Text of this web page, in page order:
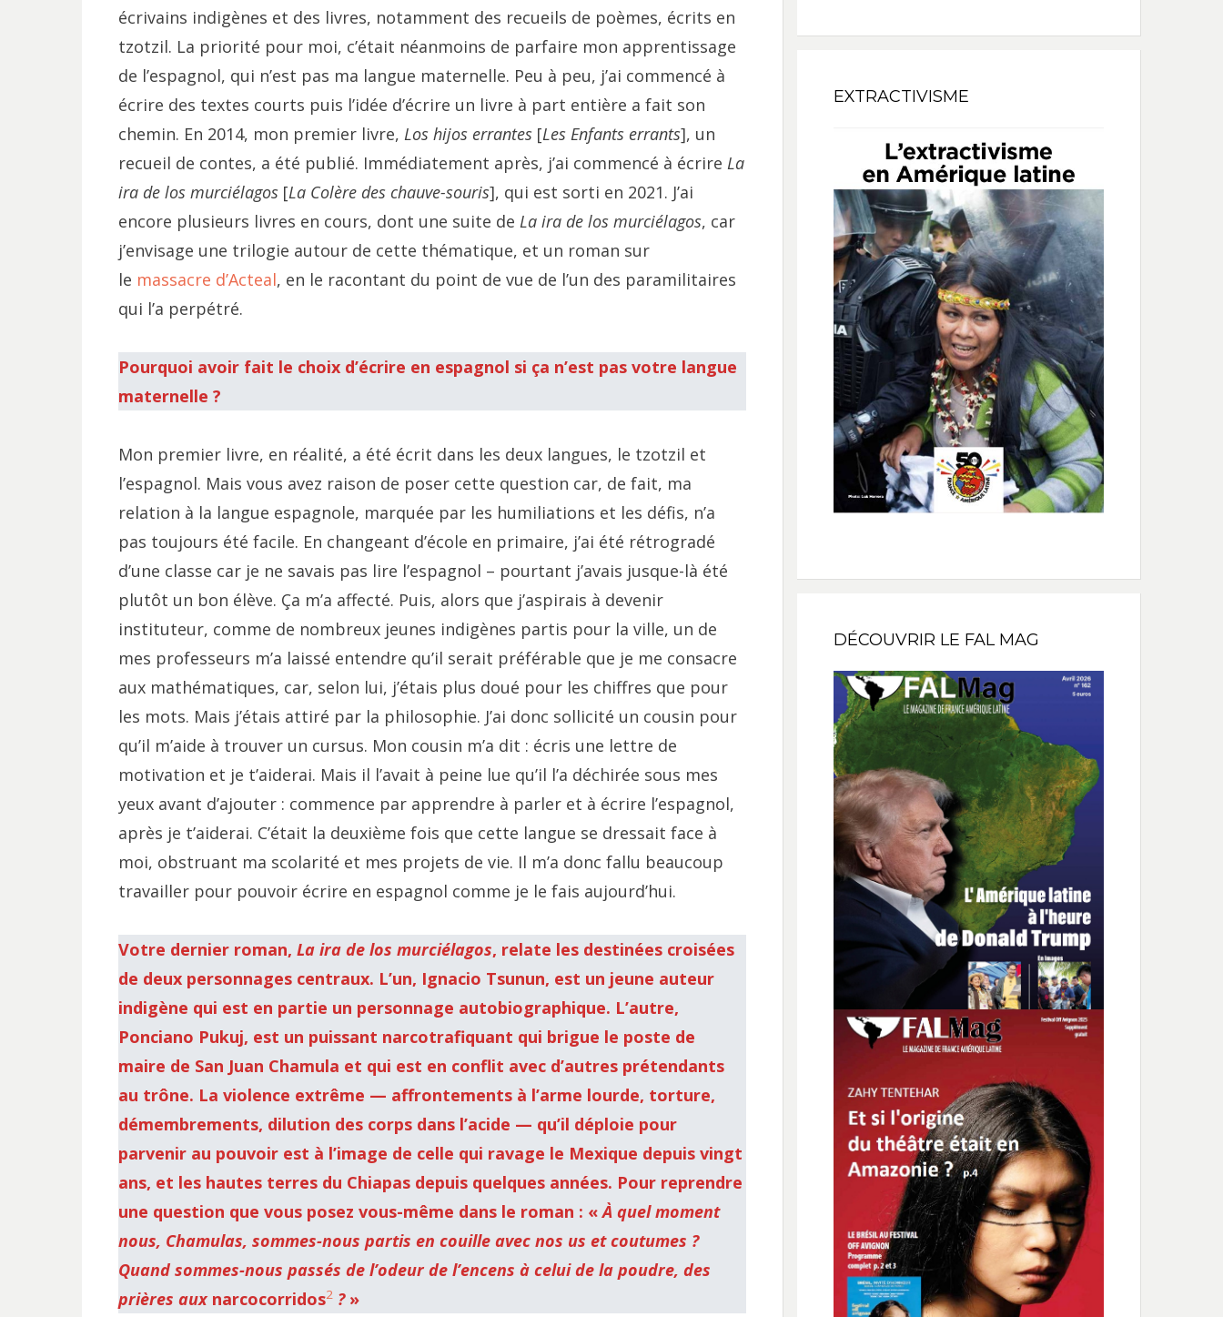
écrivains indigènes et des livres, notamment des recueils de poèmes, écrits en
tzotzil. La priorité pour moi, c’était néanmoins de parfaire mon apprentissage
de l’espagnol, qui n’est pas ma langue maternelle. Peu à peu, j’ai commencé à
écrire des textes courts puis l’idée d’écrire un livre à part entière a fait son
chemin. En 2014, mon premier livre, Los hijos errantes [Les Enfants errants], un
recueil de contes, a été publié. Immédiatement après, j’ai commencé à écrire La
ira de los murciélagos [La Colère des chauve-souris], qui est sorti en 2021. J’ai
encore plusieurs livres en cours, dont une suite de La ira de los murciélagos, car
j’envisage une trilogie autour de cette thématique, et un roman sur
le massacre d’Acteal, en le racontant du point de vue de l’un des paramilitaires
qui l’a perpétré.
Pourquoi avoir fait le choix d’écrire en espagnol si ça n’est pas votre langue
maternelle ?
Mon premier livre, en réalité, a été écrit dans les deux langues, le tzotzil et
l’espagnol. Mais vous avez raison de poser cette question car, de fait, ma
relation à la langue espagnole, marquée par les humiliations et les défis, n’a
pas toujours été facile. En changeant d’école en primaire, j’ai été rétrogradé
d’une classe car je ne savais pas lire l’espagnol – pourtant j’avais jusque-là été
plutôt un bon élève. Ça m’a affecté. Puis, alors que j’aspirais à devenir
instituteur, comme de nombreux jeunes indigènes partis pour la ville, un de
mes professeurs m’a laissé entendre qu’il serait préférable que je me consacre
aux mathématiques, car, selon lui, j’étais plus doué pour les chiffres que pour
les mots. Mais j’étais attiré par la philosophie. J’ai donc sollicité un cousin pour
qu’il m’aide à trouver un cursus. Mon cousin m’a dit : écris une lettre de
motivation et je t’aiderai. Mais il l’avait à peine lue qu’il l’a déchirée sous mes
yeux avant d’ajouter : commence par apprendre à parler et à écrire l’espagnol,
après je t’aiderai. C’était la deuxième fois que cette langue se dressait face à
moi, obstruant ma scolarité et mes projets de vie. Il m’a donc fallu beaucoup
travailler pour pouvoir écrire en espagnol comme je le fais aujourd’hui.
Votre dernier roman, La ira de los murciélagos, relate les destinées croisées
de deux personnages centraux. L’un, Ignacio Tsunun, est un jeune auteur
indigène qui est en partie un personnage autobiographique. L’autre,
Ponciano Pukuj, est un puissant narcotrafiquant qui brigue le poste de
maire de San Juan Chamula et qui est en conflit avec d’autres prétendants
au trône. La violence extrême — affrontements à l’arme lourde, torture,
démembrements, dilution des corps dans l’acide — qu’il déploie pour
parvenir au pouvoir est à l’image de celle qui ravage le Mexique depuis vingt
ans, et les hautes terres du Chiapas depuis quelques années. Pour reprendre
une question que vous posez vous-même dans le roman : «À quel moment
nous, Chamulas, sommes-nous partis en couille avec nos us et coutumes ?
Quand sommes-nous passés de l’odeur de l’encens à celui de la poudre, des
prières aux narcocorridos2?»
EXTRACTIVISME
DÉCOUVRIR LE FAL MAG